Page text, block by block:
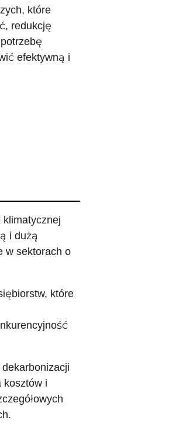
które
redukcję
efektywną i
i dużą
w sektorach o
które
kosztów i